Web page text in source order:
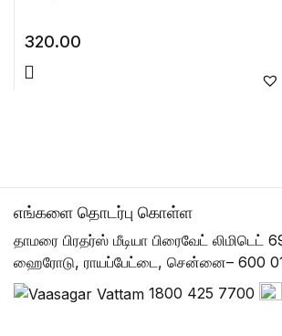
320.00
எங்களை தொடர்பு கொள்ள
தாமரை பிரதர்ஸ் மீடியா பிரைவேட் லிமிடெட்
ஹைரோடு, ராயப்பேட்டை, சென்னை– 600
1800 425 7700